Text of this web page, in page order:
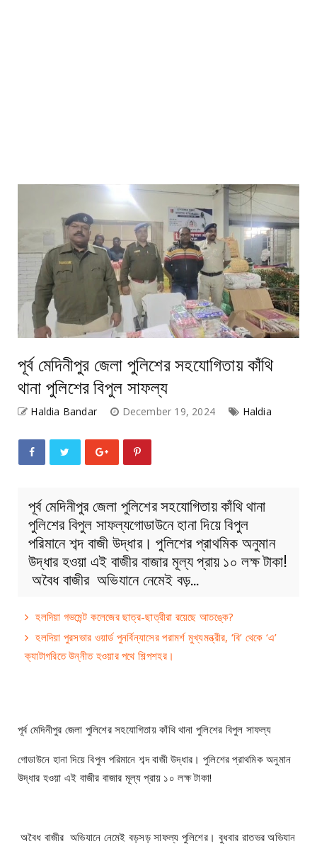
পূর্ব মেদিনীপুর জেলা পুলিশের সহযোগিতায় কাঁথি
থানা পুলিশের বিপুল সাফল্য
Haldia Bandar December 19, 2024 Haldia
পূর্ব মেদিনীপুর জেলা পুলিশের সহযোগিতায় কাঁথি থানা
পুলিশের বিপুল সাফল্যগোডাউনে হানা দিয়ে বিপুল
পরিমানে শব্দ বাজী উদ্ধার। পুলিশের প্রাথমিক অনুমান
উদ্ধার হওয়া এই বাজীর বাজার মূল্য প্রায় ১০ লক্ষ টাকা!
অবৈধ বাজীর অভিযানে নেমেই বড়…
হলদিয়া গভমেন্ট কলেজের ছাত্র-ছাত্রীরা রয়েছে আতঙ্কে?
হলদিয়া পুরসভার ওয়ার্ড পুনর্বিন্যাসের পরামর্শ মুখ্যমন্ত্রীর, ‘বি’ থেকে ‘এ’
ক্যাটাগরিতে উন্নীত হওয়ার পথে শিল্পশহর।
পূর্ব মেদিনীপুর জেলা পুলিশের সহযোগিতায় কাঁথি থানা পুলিশের বিপুল সাফল্য
গোডাউনে হানা দিয়ে বিপুল পরিমানে শব্দ বাজী উদ্ধার। পুলিশের প্রাথমিক অনুমান
উদ্ধার হওয়া এই বাজীর বাজার মূল্য প্রায় ১০ লক্ষ টাকা!
অবৈধ বাজীর অভিযানে নেমেই বড়সড় সাফল্য পুলিশের। বুধবার রাতভর অভিযান